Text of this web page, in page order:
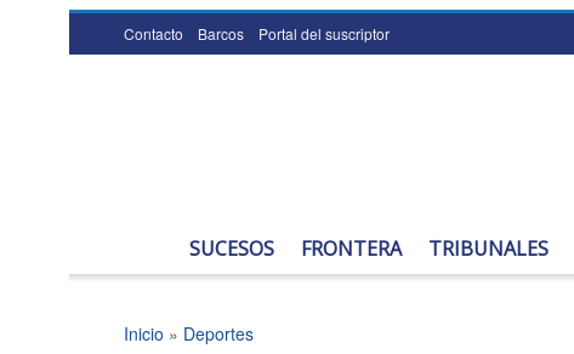
Contacto Barcos Portal del suscriptor
SUCESOS FRONTERA TRIBUNALES
Inicio » Deportes